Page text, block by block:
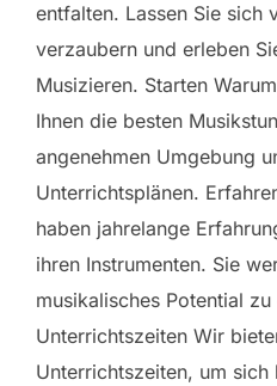
entfalten. Lassen Sie sich
verzaubern und erleben
Musizieren. Starten
Ihnen die besten
angenehmen Umgebung
Unterrichtsplänen.
haben jahrelange
ihren Instrumenten. Sie
musikalisches Potential
Unterrichtszeiten Wir
Unterrichtszeiten, um